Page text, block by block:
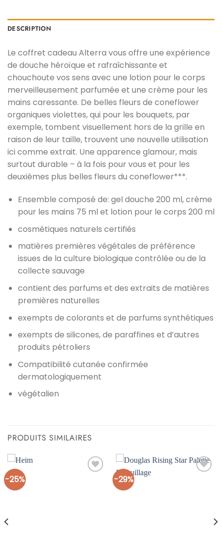
DESCRIPTION
Le coffret cadeau Alterra vous offre une expérience
de douche héroïque et rafraîchissante et
chouchoute vos sens avec une lotion pour le corps
merveilleusement parfumée et une crème pour les
mains caressante. De belles fleurs de coneflower
organiques violettes, qui pour les bouquets, par
exemple, tombent visuellement hors de la grille en
raison de leur taille, trouvent une nouvelle utilisation
ici comme extrait. Une apparence glamour, mais
surtout durable – à la fois pour vous et pour les
deuxièmes plus belles fleurs du coneflower***.
Ensemble composé de: gel douche 200 ml, crème
pour les mains 75 ml et lotion pour le corps 200 ml
cosmétiques naturels certifiés
matières premières végétales de préférence
issues de la culture biologique contrôlée ou de la
collecte sauvage
contient des parfums et des extraits de matières
premières naturelles
exempts de colorants et de parfums synthétiques
exempts de silicones, de paraffines et d’autres
produits pétroliers
Compatibilité cutanée confirmée
dermatologiquement
végétalien
PRODUITS SIMILAIRES
-25% -29%